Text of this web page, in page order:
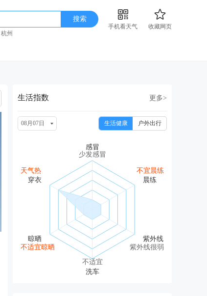
搜索
手机看天气
收藏网页
杭州
生活指数 更多>
08月07日 生活健康 户外出行
少发感冒
天气热
不适宜晾晒
不适宜
紫外线很弱
不宜晨练